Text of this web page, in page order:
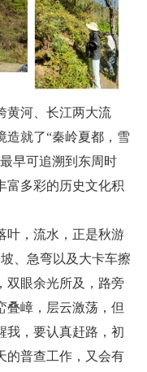
黄河、长江两大流
造就了“秦岭夏都，雪
早可追溯到东周时
富多彩的历史文化积
叶，流水，正是秋游
、急弯以及大卡车擦
双眼余光所及，路旁
叠嶂，层云激荡，但
我，要认真赶路，初
的普查工作，又会有